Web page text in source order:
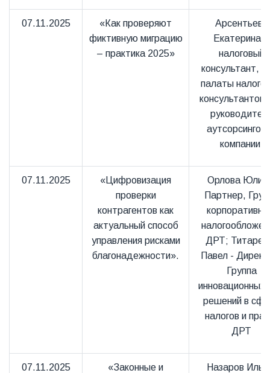
07.11.2025
«Как проверяют
фиктивную миграцию
– практика 2025»
Арсентьева
Екатерина –
налоговый
консультант,
палаты
консультантов
компании.
07.11.2025
«Цифровизация
проверки
контрагентов как
актуальный способ
управления рисками
благонадежности».
Орлова Юлия
Партнер,
ДРТ;
Павел -
Группа
инновационных
решений в
налогов и
ДРТ
07.11.2025
«Законные и
Назаров